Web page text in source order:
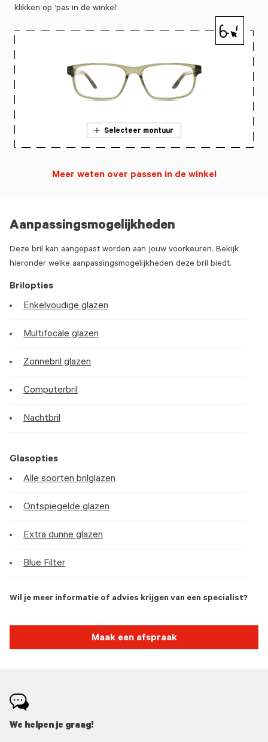
Aanpassingsmogelijkheden
Deze bril kan aangepast worden aan jouw voorkeuren. Bekijk
hieronder welke aanpassingsmogelijkheden deze bril biedt.
Brilopties
Enkelvoudige glazen
Multifocale glazen
Zonnebril glazen
Computerbril
Nachtbril
Glasopties
Alle soorten brilglazen
Ontspiegelde glazen
Extra dunne glazen
Blue Filter
Wil je meer informatie of advies krijgen van een specialist?
Maak een afspraak
klikken op ‘pas in de winkel’.
Selecteer montuur
Meer weten over passen in de winkel
We helpen je graag!